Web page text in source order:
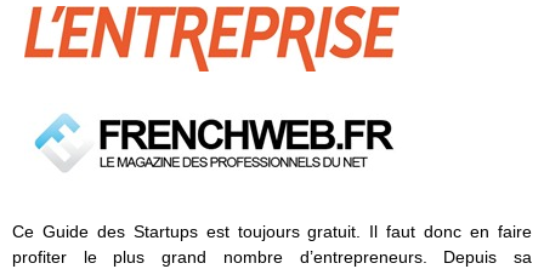
Ce Guide des Startups est toujours gratuit. Il faut donc en faire
profiter le plus grand nombre d’entrepreneurs. Depuis sa